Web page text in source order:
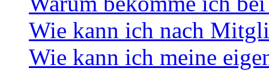
Wie kann ich nach
Wie kann ich meine